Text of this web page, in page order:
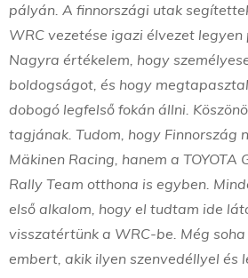
pályán. A finnországi utak
WRC vezetése igazi élvezet
Nagyra értékelem, hogy
boldogságot, és hogy
dobogó legfelső fokán állni.
tagjának. Tudom, hogy Finnország
Mäkinen Racing, hanem a TOYOTA
Rally Team otthona is egyben.
első alkalom, hogy el tudtam ide
visszatértünk a WRC-be. Még
embert, akik ilyen szenvedéllyel és